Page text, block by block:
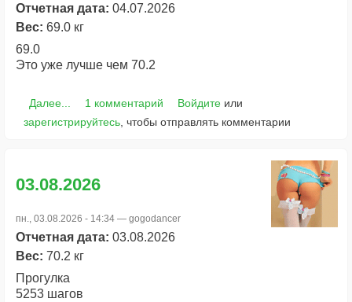
Отчетная дата: 04.07.2026
Вес: 69.0 кг
69.0
Это уже лучше чем 70.2
Далее... 1 комментарий Войдитеили
зарегистрируйтесь , чтобы отправлять комментарии
03.08.2026
пн., 03.08.2026 - 14:34 — gogodancer
Отчетная дата: 03.08.2026
Вес: 70.2 кг
Прогулка
5253 шагов